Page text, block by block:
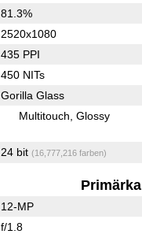
81.3%
2520x1080
435 PPI
450 NITs
Gorilla Glass
Multitouch Glossy
24 bit (16,777,216 farben)
12-MP
f/1.8